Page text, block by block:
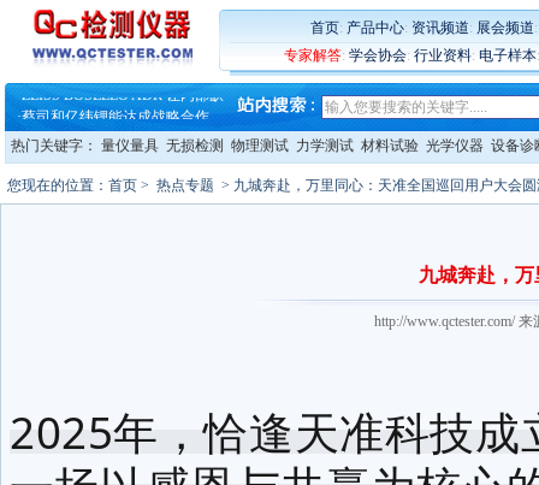
首页: 产品中心: 资讯频道: 展会频道
专家解答: 学会协会: 行业资料: 电子样本
铸就AI服务器质量动脉 – 高
铸就AI服务器质量动脉 – 高
ZEISS BOSELLO ADR 让内部缺
·蔡司和亿纬锂能达成战略合作
·大牌云集 买家升级 ——26
·蔡司软件 | 高效变形分析能
·铸就AI服务器质量动脉 – 高
·ZEISS BOSELLO ADR 让内部缺
热门关键字： 量仪量具 无损检测 物理测试 力学测试 材料试验 光学仪器 设备诊
您现在的位置： 首页 > 热点专题 > 九城奔赴，万里同心：天准全国巡回用户大会
九城奔赴，
http://www.qctester.com/
2025年，恰逢天准科技成